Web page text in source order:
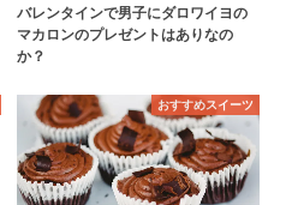
バレンタインで男子にダロワイヨの
マカロンのプレゼントはありなの
か？
おすすめスイーツ